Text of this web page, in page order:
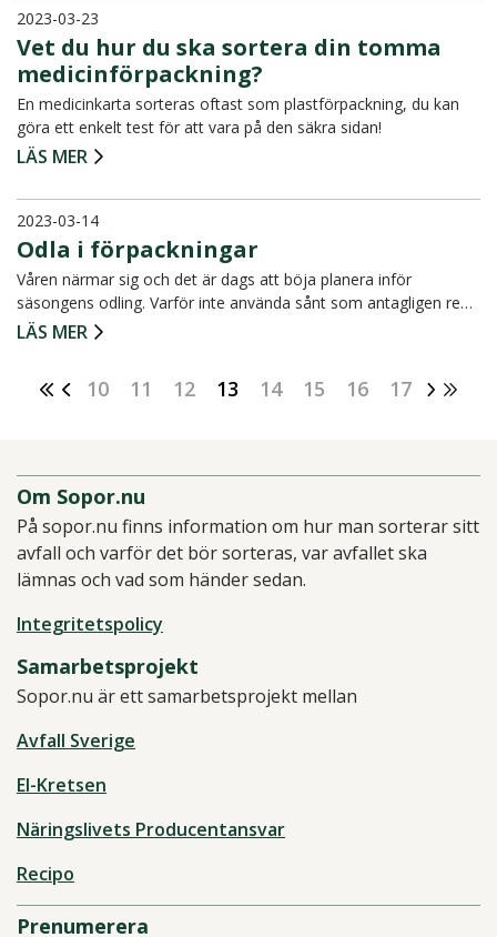
2023-03-23
Vet du hur du ska sortera din tomma
medicinförpackning?
En medicinkarta sorteras oftast som plastförpackning, du kan
göra ett enkelt test för att vara på den säkra sidan!
LÄS MER
2023-03-14
Odla i förpackningar
Våren närmar sig och det är dags att böja planera inför
säsongens odling. Varför inte använda sånt som antagligen re…
LÄS MER
10 11 12 13 14 15 16 17
Om Sopor.nu
På sopor.nu finns information om hur man sorterar sitt
avfall och varför det bör sorteras, var avfallet ska
lämnas och vad som händer sedan.
Integritetspolicy
Samarbetsprojekt
Sopor.nu är ett samarbetsprojekt mellan
Avfall Sverige
El-Kretsen
Näringslivets Producentansvar
Recipo
Prenumerera